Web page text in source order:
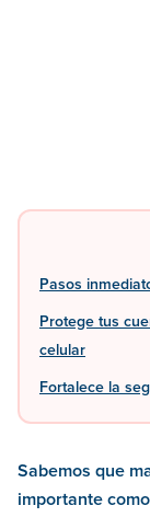
Pasos
Protege tus
celular
Fortalece la
Sabemos que
importante